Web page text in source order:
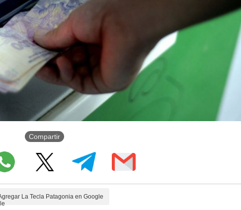
Compartir
La Tecla Patagonia en Google